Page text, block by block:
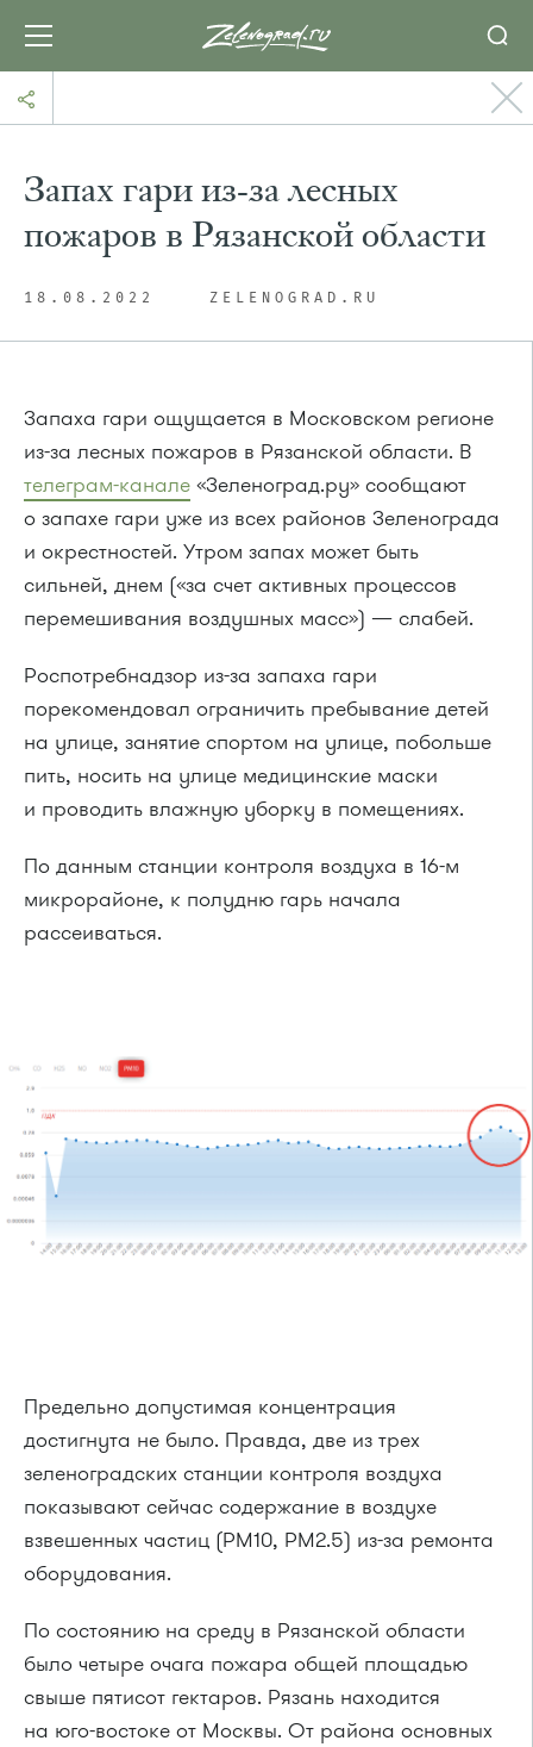
Запах гари из-за лесных
пожаров в Рязанской области
18.08.2022 ZELENOGRAD.RU
Запаха гари ощущается в Московском регионе
из-за лесных пожаров в Рязанской области. В
телеграм-канале «Зеленоград.ру» сообщают
о запахе гари уже из всех районов Зеленограда
и окрестностей. Утром запах может быть
сильней, днем («за счет активных процессов
перемешивания воздушных масс») — слабей.
Роспотребнадзор из-за запаха гари
порекомендовал ограничить пребывание детей
на улице, занятие спортом на улице, побольше
пить, носить на улице медицинские маски
и проводить влажную уборку в помещениях.
По данным станции контроля воздуха в 16-м
микрорайоне, к полудню гарь начала
рассеиваться.
Предельно допустимая концентрация
достигнута не было. Правда, две из трех
зеленоградских станции контроля воздуха
показывают сейчас содержание в воздухе
взвешенных частиц (PM10, PM2.5) из-за ремонта
оборудования.
По состоянию на среду в Рязанской области
было четыре очага пожара общей площадью
свыше пятисот гектаров. Рязань находится
на юго-востоке от Москвы. От района основных